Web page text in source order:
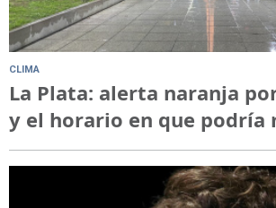
CLIMA
La Plata: alerta naranja
y el horario en que podría